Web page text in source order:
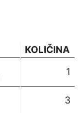
KOLIČINA
1
3